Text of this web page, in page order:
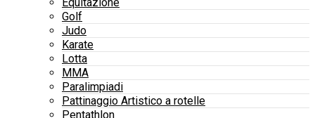
Golf
Judo
Karate
Lotta
MMA
Paralimpiadi
Pattinaggio Artistico a rotelle
Pentathlon